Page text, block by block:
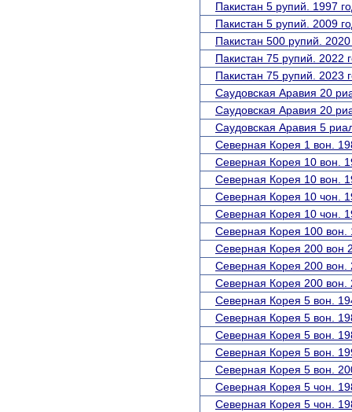
Пакистан 5 рупий. 1997
Пакистан 5 рупий. 2009
Пакистан 500 рупий. 2020
Пакистан 75 рупий. 2022
Пакистан 75 рупий. 2023
Саудовская Аравия 20
Саудовская Аравия 20
Саудовская Аравия 5
Северная Корея 1 вон.
Северная Корея 10 вон.
Северная Корея 10 вон.
Северная Корея 10 чон.
Северная Корея 10 чон.
Северная Корея 100 вон.
Северная Корея 200 вон
Северная Корея 200 вон.
Северная Корея 200 вон.
Северная Корея 5 вон.
Северная Корея 5 вон.
Северная Корея 5 вон.
Северная Корея 5 вон.
Северная Корея 5 вон.
Северная Корея 5 чон.
Северная Корея 5 чон.